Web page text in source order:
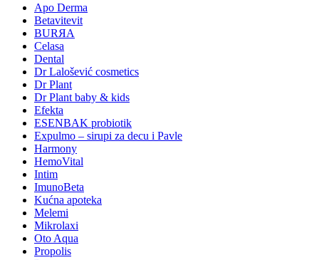
Apo Derma
Betavitevit
BURЯA
Celasa
Dental
Dr Lalošević cosmetics
Dr Plant
Dr Plant baby & kids
Efekta
ESENBAK probiotik
Expulmo – sirupi za decu i Pavle
Harmony
HemoVital
Intim
ImunoBeta
Kućna apoteka
Melemi
Mikrolaxi
Oto Aqua
Propolis